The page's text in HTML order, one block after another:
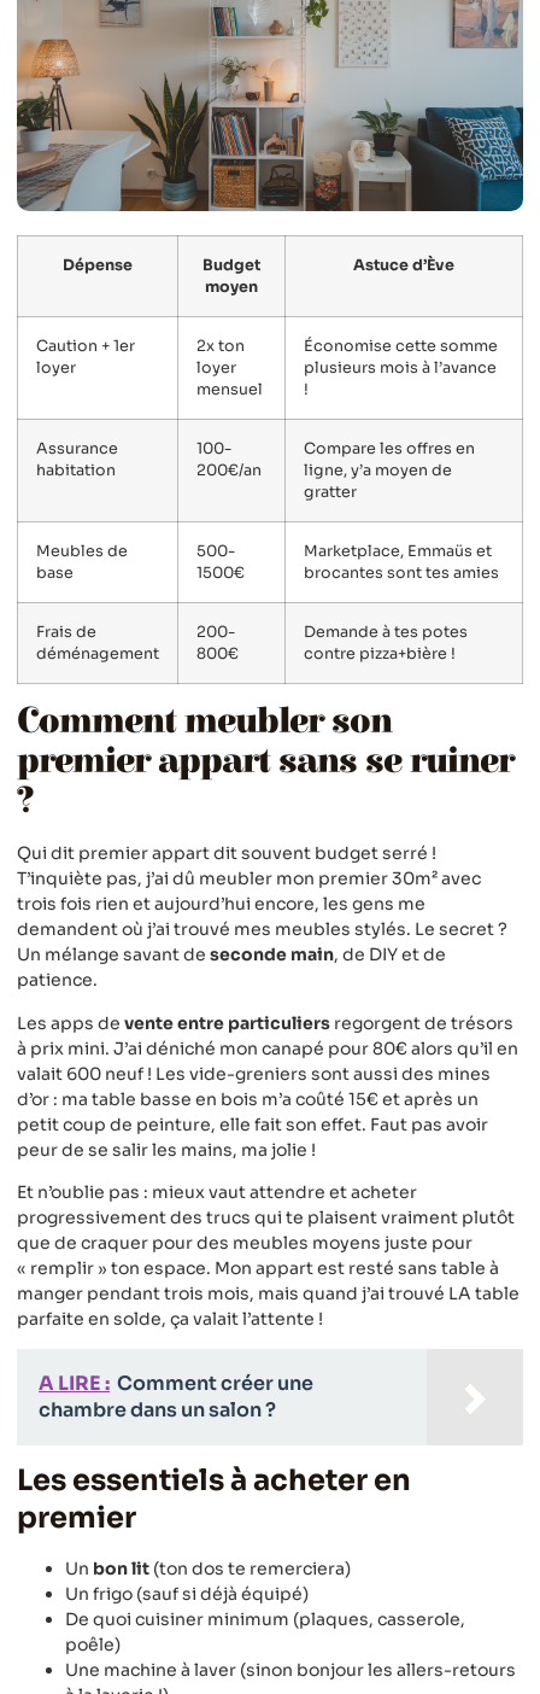
Dépense
Budget
moyen
Astuce d’Ève
Caution + 1er
loyer
2x ton
loyer
mensuel
Économise cette somme
plusieurs mois à l’avance
!
Assurance
habitation
100-
200€/an
Compare les offres en
ligne, y’a moyen de
gratter
Meubles de
base
500-
1500€
Marketplace, Emmaüs et
brocantes sont tes amies
Frais de
déménagement
200-
800€
Demande à tes potes
contre pizza+bière !
Comment meubler son
premier appart sans se ruiner
?
Qui dit premier appart dit souvent budget serré !
T’inquiète pas, j’ai dû meubler mon premier 30m² avec
trois fois rien et aujourd’hui encore, les gens me
demandent où j’ai trouvé mes meubles stylés. Le secret ?
Un mélange savant de seconde main, de DIY et de
patience.
Les apps de vente entre particuliers regorgent de trésors
à prix mini. J’ai déniché mon canapé pour 80€ alors qu’il en
valait 600 neuf ! Les vide-greniers sont aussi des mines
d’or : ma table basse en bois m’a coûté 15€ et après un
petit coup de peinture, elle fait son effet. Faut pas avoir
peur de se salir les mains, ma jolie !
Et n’oublie pas : mieux vaut attendre et acheter
progressivement des trucs qui te plaisent vraiment plutôt
que de craquer pour des meubles moyens juste pour
« remplir » ton espace. Mon appart est resté sans table à
manger pendant trois mois, mais quand j’ai trouvé LA table
parfaite en solde, ça valait l’attente !
A LIRE : Comment créer une
chambre dans un salon ?
Les essentiels à acheter en
premier
Un bon lit (ton dos te remerciera)
Un frigo (sauf si déjà équipé)
De quoi cuisiner minimum (plaques, casserole,
poêle)
Une machine à laver (sinon bonjour les allers-retours